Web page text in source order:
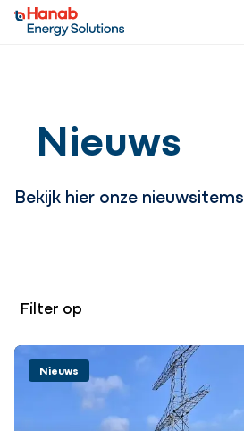
Nieuws
Bekijk hier onze nieuwsitems
Filter op
Nieuws